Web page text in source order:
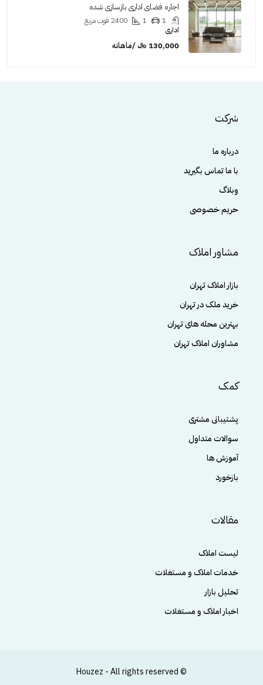
اجاره فضای اداری بازسازی شده
1
1
2400 فوت مربع
اداری
130,000 ﷼ /ماهانه
شرکت
درباره ما
با ما تماس بگیرید
وبلاگ
حریم خصوصی
مشاور املاک
بازار املاک تهران
خرید ملک در تهران
بهترین محله های تهران
مشاوران املاک تهران
کمک
پشتیبانی مشتری
سوالات متداول
آموزش ها
بازخورد
مقالات
لیست املاک
خدمات املاک و مستغلات
تحلیل بازار
اخبار املاک و مستغلات
© Houzez - All rights reserved